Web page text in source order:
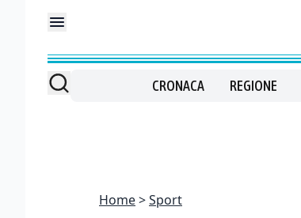
CRONACA REGIONE
Home Sport